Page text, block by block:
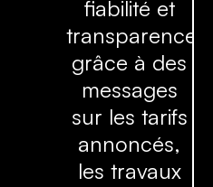
fiabilité et
transparence
grâce à des
messages
sur les tarifs
annoncés,
les travaux